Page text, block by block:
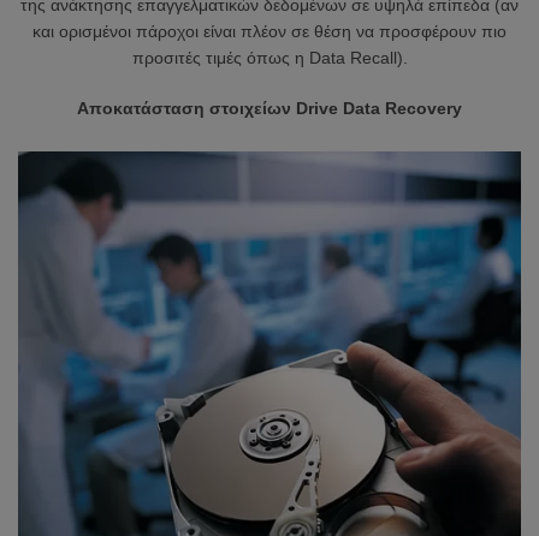
της ανάκτησης επαγγελματικών δεδομένων σε υψηλά επίπεδα (αν
και ορισμένοι πάροχοι είναι πλέον σε θέση να προσφέρουν πιο
προσιτές τιμές όπως η Data Recall).
Αποκατάσταση στοιχείων Drive Data Recovery